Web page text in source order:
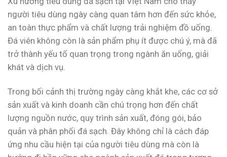
người tiêu dùng ngày càng quan tâm hơn đến sức khỏe,
an toàn thực phẩm và chất lượng trải nghiệm đồ uống.
Đá viên không còn là sản phẩm phụ ít được chú ý, mà đã
trở thành yếu tố quan trọng trong ngành ăn uống, giải
khát và dịch vụ.
Trong bối cảnh thị trường ngày càng khắt khe, các cơ sở
sản xuất và kinh doanh cần chú trọng hơn đến chất
lượng nguồn nước, quy trình sản xuất, đóng gói, bảo
quản và phân phối đá sạch. Đây không chỉ là cách đáp
ứng nhu cầu hiện tại của người tiêu dùng mà còn là